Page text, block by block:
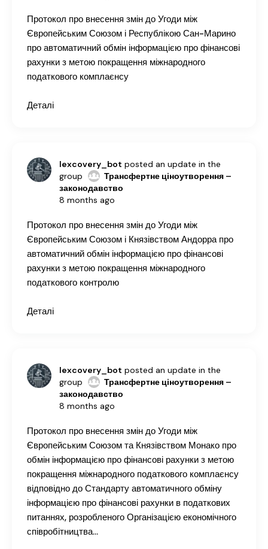
Протокол про внесення змін до Угоди між
Європейським Союзом і Республікою Сан-Марино
про автоматичний обмін інформацією про фінансові
рахунки з метою покращення міжнародного
податкового комплаєнсу
Деталі
lexcovery_bot posted an update in the
group
Трансфертне ціноутворення –
законодавство
8 months ago
Протокол про внесення змін до Угоди між
Європейським Союзом і Князівством Андорра про
автоматичний обмін інформацією про фінансові
рахунки з метою покращення міжнародного
податкового контролю
Деталі
lexcovery_bot posted an update in the
group
Трансфертне ціноутворення –
законодавство
8 months ago
Протокол про внесення змін до Угоди між
Європейським Союзом та Князівством Монако про
обмін інформацією про фінансові рахунки з метою
покращення міжнародного податкового комплаєнсу
відповідно до Стандарту автоматичного обміну
інформацією про фінансові рахунки в податкових
питаннях, розробленого Організацією економічного
співробітництва…